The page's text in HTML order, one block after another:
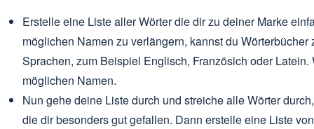
Erstelle eine Liste aller Wörter die dir zu deiner Marke
möglichen Namen zu verlängern, kannst du
Sprachen, zum Beispiel Englisch, Französich oder
möglichen Namen.
Nun gehe deine Liste durch und streiche alle Wörter
die dir besonders gut gefallen. Dann erstelle eine Liste